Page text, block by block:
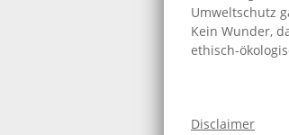
Umweltschutz
Kein Wunder,
ethisch-
Disclaimer